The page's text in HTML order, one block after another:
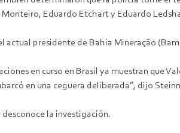
Monteiro, Eduardo Etchart y Eduardo
actual presidente de Bahia Mineração
en curso en Brasil ya muestran que
en una ceguera deliberada”, dijo
la investigación.